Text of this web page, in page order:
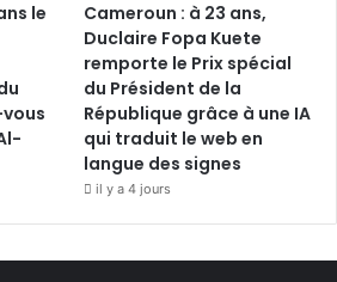
le
Cameroun : à 23 ans,
Duclaire Fopa Kuete
remporte le Prix spécial
du Président de la
République grâce à une IA
qui traduit le web en
langue des signes
il y a 4 jours